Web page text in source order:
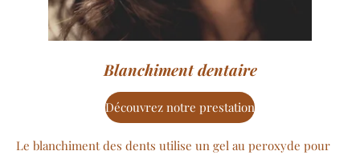
Blanchiment dentaire
Découvrez notre prestation
Le blanchiment des dents utilise un gel au peroxyde pour